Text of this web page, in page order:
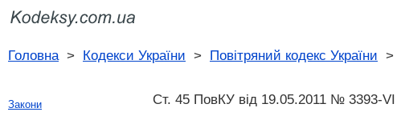
Головна> Кодекси України > Повітряний кодекс України >
Ст. 45 ПовКУ від 19.05.2011 № 3393-VI
Закони